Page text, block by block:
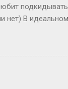
нет) В
вернулся — и
year, работала
Кстати, в
школьный